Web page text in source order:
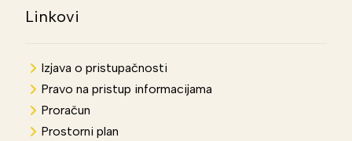
Linkovi
Izjava o pristupačnosti
Pravo na pristup informacijama
Proračun
Prostorni plan